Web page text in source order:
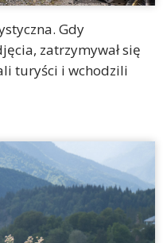
Gdy
zatrzymywał się
turyści i wchodzili